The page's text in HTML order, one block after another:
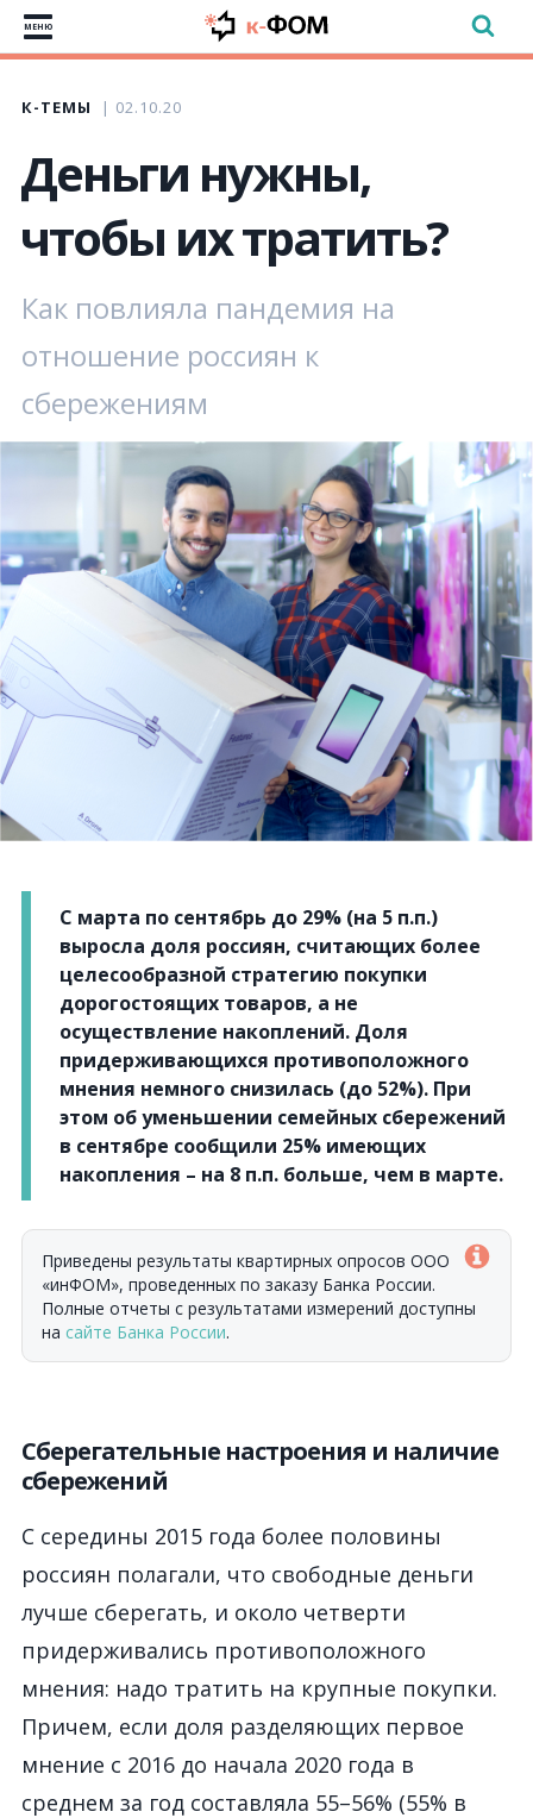
МЕНЮ
К-ТЕМЫ 02.10.20
Деньги нужны,
чтобы их тратить?
Как повлияла пандемия на
отношение россиян к
сбережениям
С марта по сентябрь до 29% (на 5 п.п.)
выросла доля россиян, считающих более
целесообразной стратегию покупки
дорогостоящих товаров, а не
осуществление накоплений. Доля
придерживающихся противоположного
мнения немного снизилась (до 52%). При
этом об уменьшении семейных сбережений
в сентябре сообщили 25% имеющих
накопления – на 8 п.п. больше, чем в марте.
Приведены результаты квартирных опросов ООО
«инФОМ», проведенных по заказу Банка России.
Полные отчеты с результатами измерений доступны
на сайте Банка России.
Сберегательные настроения и наличие
сбережений
С середины 2015 года более половины
россиян полагали, что свободные деньги
лучше сберегать, и около четверти
придерживались противоположного
мнения: надо тратить на крупные покупки.
Причем, если доля разделяющих первое
мнение с 2016 до начала 2020 года в
среднем за год составляла 55–56% (55% в